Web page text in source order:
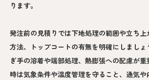
ります。
発注前の見積りでは下地処理の範囲や立ち
方法、トップコートの有無を明確にしまし
ぎ手の溶着や端部処理、熱膨張への配慮が
時は気象条件や温度管理を守ること、通気や